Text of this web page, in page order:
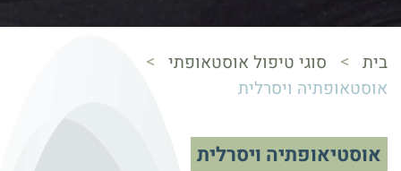
בית > סוגי טיפול אוסטאופתי >
אוסטאופתיה ויסרלית
אוסטיאופתיה ויסרלית